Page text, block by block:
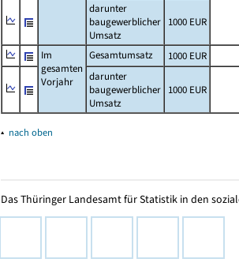
darunter
baugewerblicher
Umsatz
1000 EUR
Im
gesamten
Vorjahr
Gesamtumsatz 1000 EUR
darunter
baugewerblicher
Umsatz
1000 EUR
▴ nach oben
Das Thüringer Landesamt für Statistik in den